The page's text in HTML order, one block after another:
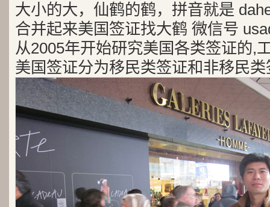
大小的大，仙鹤的鹤，拼音就是
合并起来美国签证找大鹤 微信号
从2005年开始研究美国各类签证的,
美国签证分为移民类签证和非移民